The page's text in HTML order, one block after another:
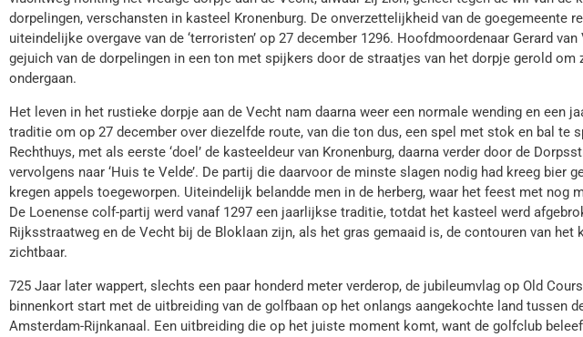
dorpelingen, verschansten in kasteel Kronenburg. De onverzettelijkheid van de goegemeente
uiteindelijke overgave van de ‘terroristen’ op 27 december 1296. Hoofdmoordenaar Gerard
gejuich van de dorpelingen in een ton met spijkers door de straatjes van het dorpje gerold om
ondergaan.
Het leven in het rustieke dorpje aan de Vecht nam daarna weer een normale wending en een
traditie om op 27 december over diezelfde route, van die ton dus, een spel met stok en bal te
Rechthuys, met als eerste ‘doel’ de kasteeldeur van Kronenburg, daarna verder door de
vervolgens naar ‘Huis te Velde’. De partij die daarvoor de minste slagen nodig had kreeg bier
kregen appels toegeworpen. Uiteindelijk belandde men in de herberg, waar het feest met nog
De Loenense colf-partij werd vanaf 1297 een jaarlijkse traditie, totdat het kasteel werd
Rijksstraatweg en de Vecht bij de Bloklaan zijn, als het gras gemaaid is, de contouren van het
zichtbaar.
725 Jaar later wappert, slechts een paar honderd meter verderop, de jubileumvlag op Old
binnenkort start met de uitbreiding van de golfbaan op het onlangs aangekochte land tussen
Amsterdam-Rijnkanaal. Een uitbreiding die op het juiste moment komt, want de golfclub